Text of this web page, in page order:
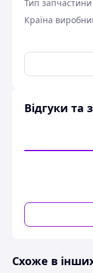
Тип запчастини
Країна
МТЗ-80; МТЗ-82.
складальних
Відгуки та
Схоже в